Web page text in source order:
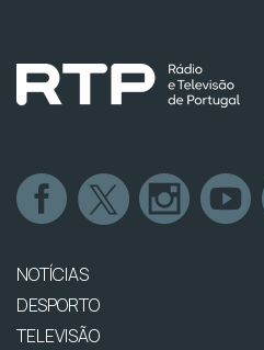
NOTÍCIAS
DESPORTO
TELEVISÃO